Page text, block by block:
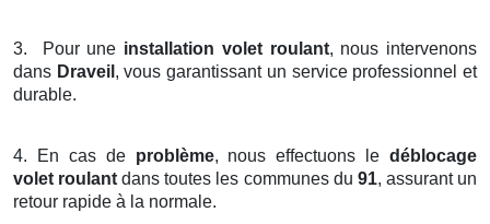
3. Pour une installation volet roulant, nous intervenons
dans Draveil , vous garantissant un service professionnel et
durable.
4. En cas de problème, nous effectuons le déblocage
volet roulant dans toutes les communes du 91, assurant un
retour rapide à la normale.